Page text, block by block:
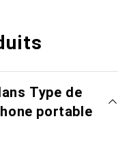
Type de
portable